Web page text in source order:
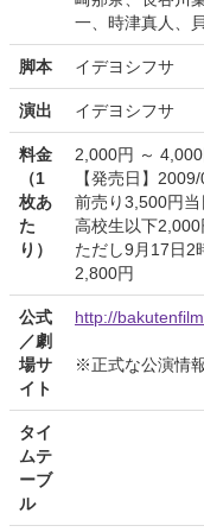
一、時津真人、
脚本 イデヨシフサ
演出 イデヨシフサ
料金
（1
枚あ
た
り）
2,000円 ～ 4,000
【発売日】
前売り3,500円当
高校生以下2,000
ただし9月17日2
2,800円
公式
／劇
場サ
イト
http://
※正式な公演情
タイ
ムテ
ーブ
ル